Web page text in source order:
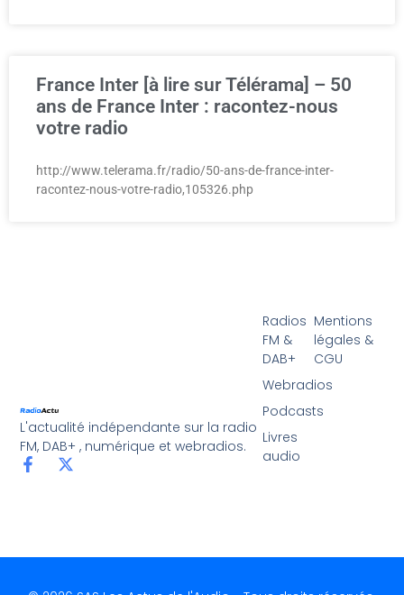
France Inter [à lire sur Télérama] – 50
ans de France Inter : racontez-nous
votre radio
http://www.telerama.fr/radio/50-ans-de-france-inter-
racontez-nous-votre-radio,105326.php
L'actualité indépendante sur la radio
FM, DAB+ , numérique et webradios.
Radios
FM &
DAB+
Webradios
Podcasts
Livres
audio
Mentions
légales &
CGU